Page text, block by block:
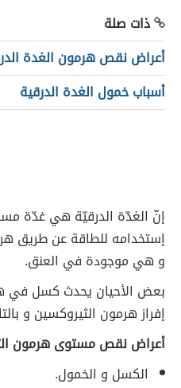
ذات صلة
أعراض نقص هرمون الغدة
أسباب خمول الغدة الدرقية
إنّ الغدّة الدرقيّة هي غدّة
إستخدامه للطاقة عن طريق
و هي موجودة في العنق.
بعض الأحيان يحدث كسل في
إفراز هرمون الثيروكسين و
أعراض نقص مستوى هرمون
الكسل و الخمول.